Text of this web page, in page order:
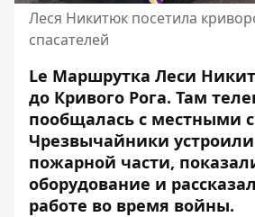
Леся Никитюк посетила
спасателей
Le Маршрутка Леси
до Кривого Рога. Там
пообщалась с местными
Чрезвычайники
пожарной части,
оборудование и
работе во время войны.